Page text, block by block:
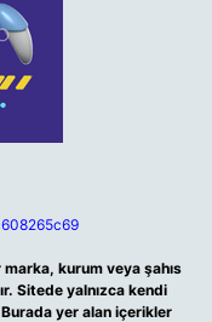
kurum veya şahıs
Sitede yalnızca kendi
Burada yer alan içerikler